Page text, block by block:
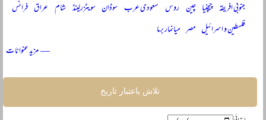
جنوبی افریقہ چیچنیا چین روس سعودی عرب سوڈان سویٹزرلینڈ شام عراق فرانس
فلسطین و اسرائیل مصر میانمار برما
— مزید عنوانات
تلاش باعتبار تاریخ